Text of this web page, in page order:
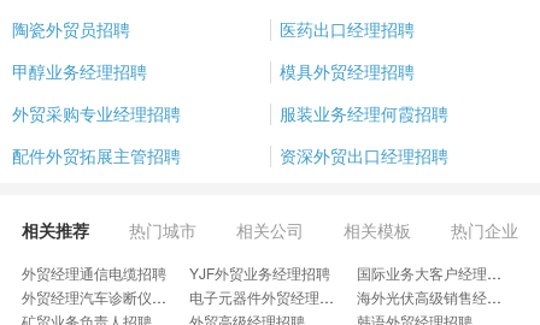
陶瓷外贸员招聘
医药出口经理招聘
甲醇业务经理招聘
模具外贸经理招聘
外贸采购专业经理招聘
服装业务经理何霞招聘
配件外贸拓展主管招聘
资深外贸出口经理招聘
相关推荐 热门城市 相关公司 相关模板 热门企业
外贸经理通信电缆招聘 YJF外贸业务经理招聘
国际业务大客户经理招聘
外贸经理汽车诊断仪招聘
电子元器件外贸经理招聘
海外光伏高级销售经理招聘
矿贸业务负责人招聘
外贸高级经理招聘 韩语外贸经理招聘